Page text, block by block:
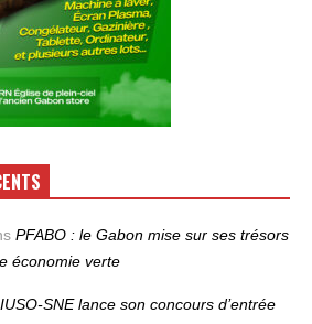
PFABO : le Gabon mise sur ses trésors
économie verte
IUSO‑SNE lance son concours d’entrée